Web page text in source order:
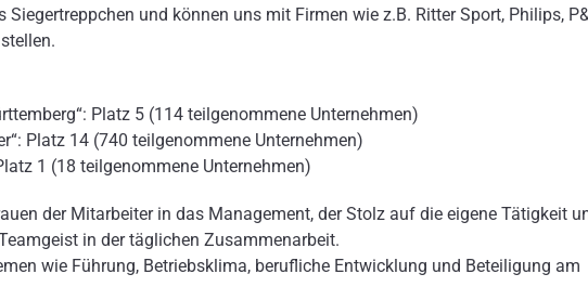
Siegertreppchen und können uns mit Firmen wie z.B. Ritter Sport, Philips,
Platz 5 (114 teilgenommene Unternehmen)
Platz 14 (740 teilgenommene Unternehmen)
1 (18 teilgenommene Unternehmen)
der Mitarbeiter in das Management, der Stolz auf die eigene Tätigkeit
in der täglichen Zusammenarbeit.
wie Führung, Betriebsklima, berufliche Entwicklung und Beteiligung am